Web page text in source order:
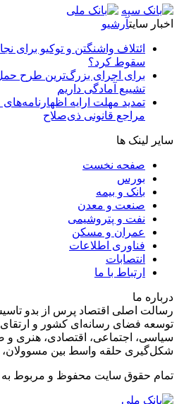
اخبار سایتآرشیو
ائتلاف واشنگتن و توکیو برای
سقوط کرد؟
برای اجرای بزرگ‌ترین طرح
تشییع آمادگی داریم
تمدید مهلت ارایه اظهارنامه‌های
مراجع قانونی ذی‌‏صلاح
سایر لینک ها
صفحه نخست
بورس
بانک و بیمه
صنعت و معدن
نفت و پتروشیمی
عمران و مسکن
فناوری اطلاعات
انتصابات
ارتباط با ما
درباره ما
رسالت اصلی اقتصاد پرس از بدو
توسعه فضای رسانه‌ای کشور و
سیاسی، اجتماعی، اقتصادی، هنری و
شکل‌گیری حلقه واسط بین مسوولان،
تمام حقوق سایت محفوظ و مربوط